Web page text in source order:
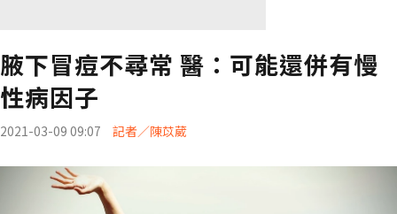
腋下冒痘不尋常 醫：可能還併有慢
性病因子
2021-03-09 09:07 記者／陳苡葳